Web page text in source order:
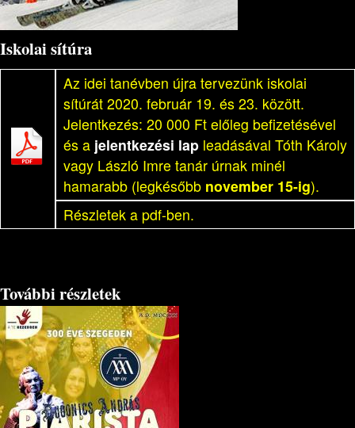
Iskolai sítúra
Az idei tanévben újra tervezünk iskolai
sítúrát 2020. február 19. és 23. között.
Jelentkezés: 20 000 Ft előleg befizetésével
és a jelentkezési lap leadásával Tóth Károly
vagy László Imre tanár úrnak minél
hamarabb (legkésőbb november 15-ig).
Részletek a pdf-ben.
További részletek